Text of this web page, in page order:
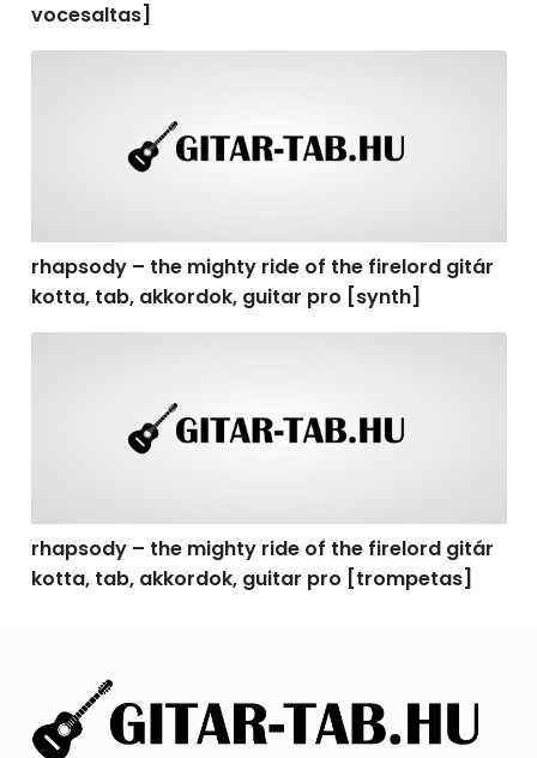
vocesaltas]
rhapsody – the mighty ride of the firelord gitár
kotta, tab, akkordok, guitar pro [synth]
rhapsody – the mighty ride of the firelord gitár
kotta, tab, akkordok, guitar pro [trompetas]